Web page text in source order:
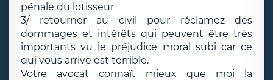
pénale du lotisseur
3/ retourner au civil pour réclamez des
dommages et intérêts qui peuvent être très
importants vu le préjudice moral subi car ce
qui vous arrive est terrible.
Votre avocat connaît mieux que moi la